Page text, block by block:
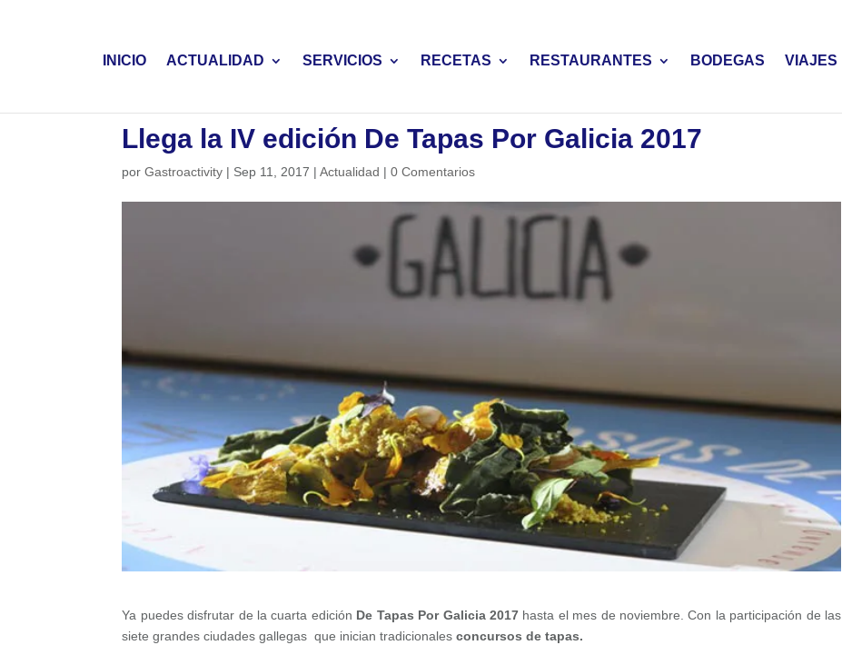
INICIO ACTUALIDAD SERVICIOS RECETAS RESTAURANTES BODEGAS VIAJES
Llega la IV edición De Tapas Por Galicia 2017
porGastroactivity | Sep 11, 2017 |Actualidad |0 Comentarios
Ya puedes disfrutar de la cuarta edición De Tapas Por Galicia 2017hasta el mes de noviembre. Con la participación de las
siete grandes ciudades gallegas que inician tradicionalesconcursos de tapas.